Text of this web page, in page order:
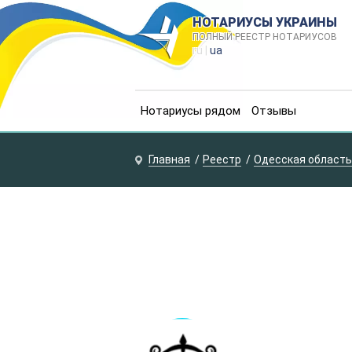
НОТАРИУСЫ УКРАИНЫ
ПОЛНЫЙ РЕЕСТР НОТАРИУСОВ
ru | ua
Нотариусы рядом Отзывы
Главная Реестр Одесская область